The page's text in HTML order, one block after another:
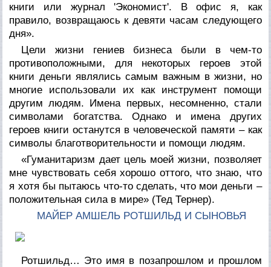
книги или журнал 'Экономист'. В офис я, как
правило, возвращаюсь к девяти часам следующего
дня».
Цели жизни гениев бизнеса были в чем-то
противоположными, для некоторых героев этой
книги деньги являлись самым важным в жизни, но
многие использовали их как инструмент помощи
другим людям. Имена первых, несомненно, стали
символами богатства. Однако и имена других
героев книги останутся в человеческой памяти – как
символы благотворительности и помощи людям.
«Гуманитаризм дает цель моей жизни, позволяет
мне чувствовать себя хорошо оттого, что знаю, что
я хотя бы пытаюсь что-то сделать, что мои деньги –
положительная сила в мире» (Тед Тернер).
МАЙЕР АМШЕЛЬ РОТШИЛЬД И СЫНОВЬЯ
Ротшильд… Это имя в позапрошлом и прошлом